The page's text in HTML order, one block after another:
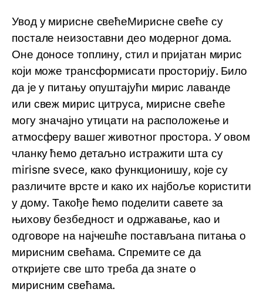
Увод у мирисне свећеМирисне свеће су
постале неизоставни део модерног дома.
Оне доносе топлину, стил и пријатан мирис
који може трансформисати просторију. Било
да је у питању опуштајући мирис лаванде
или свеж мирис цитруса, мирисне свеће
могу значајно утицати на расположење и
атмосферу вашег животног простора. У овом
чланку ћемо детаљно истражити шта су
mirisne svece, како функционишу, које су
различите врсте и како их најбоље користити
у дому. Такође ћемо поделити савете за
њихову безбедност и одржавање, као и
одговоре на најчешће постављана питања о
мирисним свећама. Спремите се да
откријете све што треба да знате о
мирисним свећама.